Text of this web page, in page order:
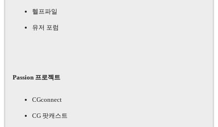
헬프파일
유저 포럼
Passion 프로젝트
CGconnect
CG 팟캐스트